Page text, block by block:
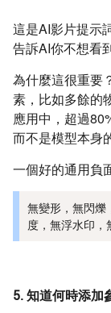
這是AI影片提示
告訴AI你不想看
為什麼這很重要
素，比如多餘的
應用中，超過
而不是模型本身
一個好的通用負
無變形，無閃爍
度，無浮水印
5. 知道何時添加